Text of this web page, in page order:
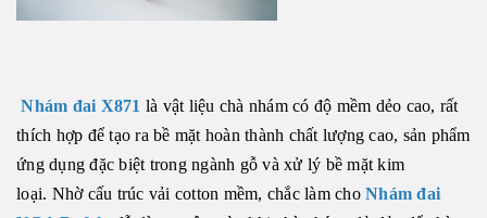
Nhám đai X871 là vật liệu chà nhám có độ mềm dẻo cao, rất
thích hợp để tạo ra bề mặt hoàn thành chất lượng cao, sản phẩm
ứng dụng đặc biệt trong ngành gỗ và xử lý bề mặt kim
loại. Nhờ cấu trúc vải cotton mềm, chắc làm cho Nhám đai